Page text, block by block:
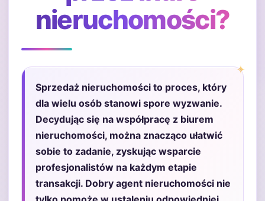
nieruchomości?
Sprzedaż nieruchomości to proces, który
dla wielu osób stanowi spore wyzwanie.
Decydując się na współpracę z biurem
nieruchomości, można znacząco ułatwić
sobie to zadanie, zyskując wsparcie
profesjonalistów na każdym etapie
transakcji. Dobry agent nieruchomości nie